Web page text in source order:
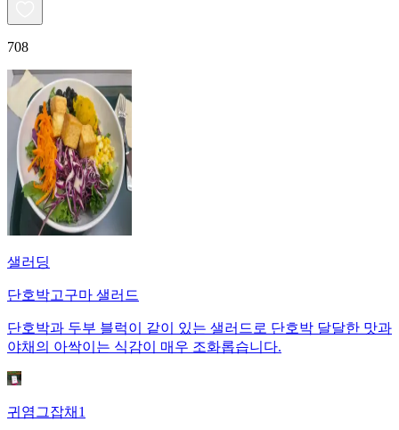
708
샐러딩
단호박고구마 샐러드
단호박과 두부 블럭이 같이 있는 샐러드로 단호박 달달한 맛과
야채의 아싹이는 식감이 매우 조화롭습니다.
귀염그잡채1